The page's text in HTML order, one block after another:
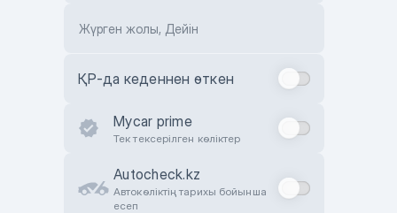
Жүрген жолы, Дейін
ҚР-да кеденнен өткен
Mycar prime
Тек тексерілген көліктер
Autocheck.kz
Автокөліктің тарихы бойынша
есеп